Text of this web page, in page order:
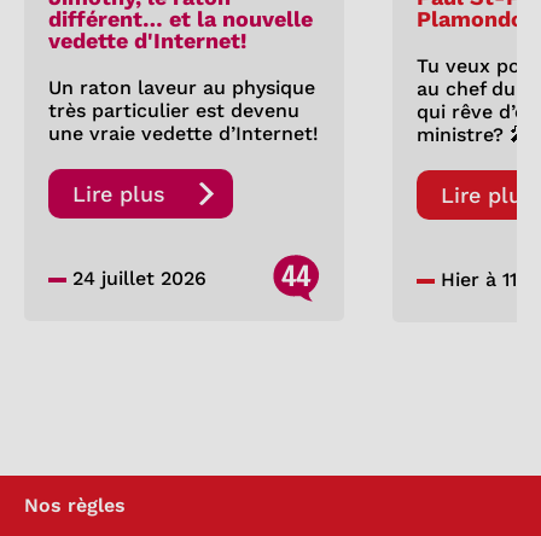
différent… et la nouvelle
vedette d'Internet!
Un raton laveur au physique
très particulier est devenu
une vraie vedette d’Internet!
Lire plus
24 juillet 2026 44
Tu veux
au chef du
qui rêve
ministre? 🎤
Lire plus
Hier à
Nos règles